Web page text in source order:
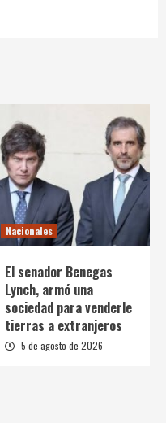
Nacionales
El senador Benegas
Lynch, armó una
sociedad para venderle
tierras a extranjeros
5 de agosto de 2026